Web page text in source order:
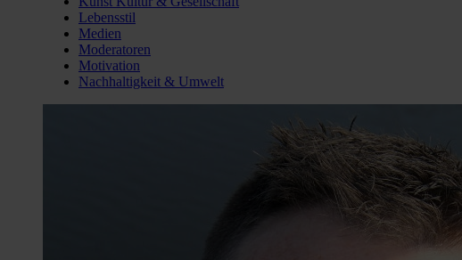
Lebensstil
Medien
Moderatoren
Motivation
Nachhaltigkeit & Umwelt